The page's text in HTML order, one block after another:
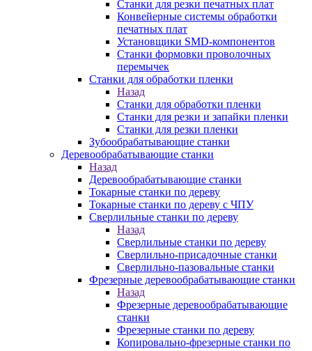
Станки для резки печатных плат
Конвейерные системы обработки
печатных плат
Установщики SMD-компонентов
Станки формовки проволочных
перемычек
Станки для обработки пленки
Назад
Станки для обработки пленки
Станки для резки и запайки пленки
Станки для резки пленки
Зубообрабатывающие станки
Деревообрабатывающие станки
Назад
Деревообрабатывающие станки
Токарные станки по дереву
Токарные станки по дереву с ЧПУ
Сверлильные станки по дереву
Назад
Сверлильные станки по дереву
Сверлильно-присадочные станки
Сверлильно-пазовальные станки
Фрезерные деревообрабатывающие станки
Назад
Фрезерные деревообрабатывающие
станки
Фрезерные станки по дереву
Копировально-фрезерные станки по